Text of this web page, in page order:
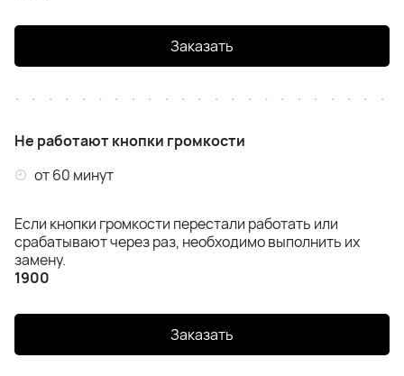
Заказать
Не работают кнопки громкости
от 60 минут
Если кнопки громкости перестали работать или
срабатывают через раз, необходимо выполнить их
замену.
1900
Заказать